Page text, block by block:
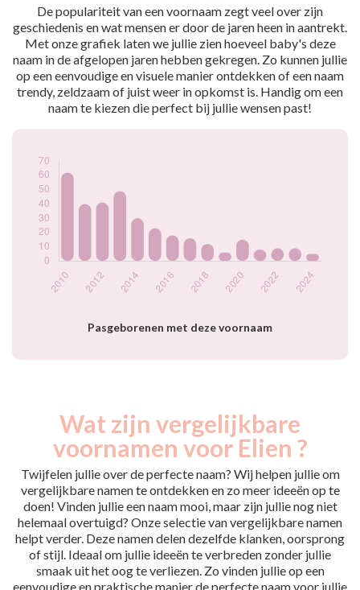
De populariteit van een voornaam zegt veel over zijn
geschiedenis en wat mensen er door de jaren heen in aantrekt.
Met onze grafiek laten we jullie zien hoeveel baby's deze
naam in de afgelopen jaren hebben gekregen. Zo kunnen jullie
op een eenvoudige en visuele manier ontdekken of een naam
trendy, zeldzaam of juist weer in opkomst is. Handig om een
naam te kiezen die perfect bij jullie wensen past!
Pasgeborenen met deze voornaam
Popularité du
2010
62
2011
40
2012
41
2013
49
2014
30
2015
23
18
2019
2020
2021
2022
2023
Wat zijn vergelijkbare
voornamen voor Elien ?
Twijfelen jullie over de perfecte naam? Wij helpen jullie om
vergelijkbare namen te ontdekken en zo meer ideeën op te
doen! Vinden jullie een naam mooi, maar zijn jullie nog niet
helemaal overtuigd? Onze selectie van vergelijkbare namen
helpt verder. Deze namen delen dezelfde klanken, oorsprong
of stijl. Ideaal om jullie ideeën te verbreden zonder jullie
smaak uit het oog te verliezen. Zo vinden jullie op een
eenvoudige en praktische manier de perfecte naam voor jullie